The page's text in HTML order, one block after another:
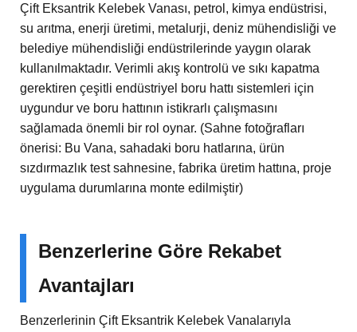
Çift Eksantrik Kelebek Vanası, petrol, kimya endüstrisi,
su arıtma, enerji üretimi, metalurji, deniz mühendisliği ve
belediye mühendisliği endüstrilerinde yaygın olarak
kullanılmaktadır. Verimli akış kontrolü ve sıkı kapatma
gerektiren çeşitli endüstriyel boru hattı sistemleri için
uygundur ve boru hattının istikrarlı çalışmasını
sağlamada önemli bir rol oynar. (Sahne fotoğrafları
önerisi: Bu Vana, sahadaki boru hatlarına, ürün
sızdırmazlık test sahnesine, fabrika üretim hattına, proje
uygulama durumlarına monte edilmiştir)
Benzerlerine Göre Rekabet
Avantajları
Benzerlerinin Çift Eksantrik Kelebek Vanalarıyla